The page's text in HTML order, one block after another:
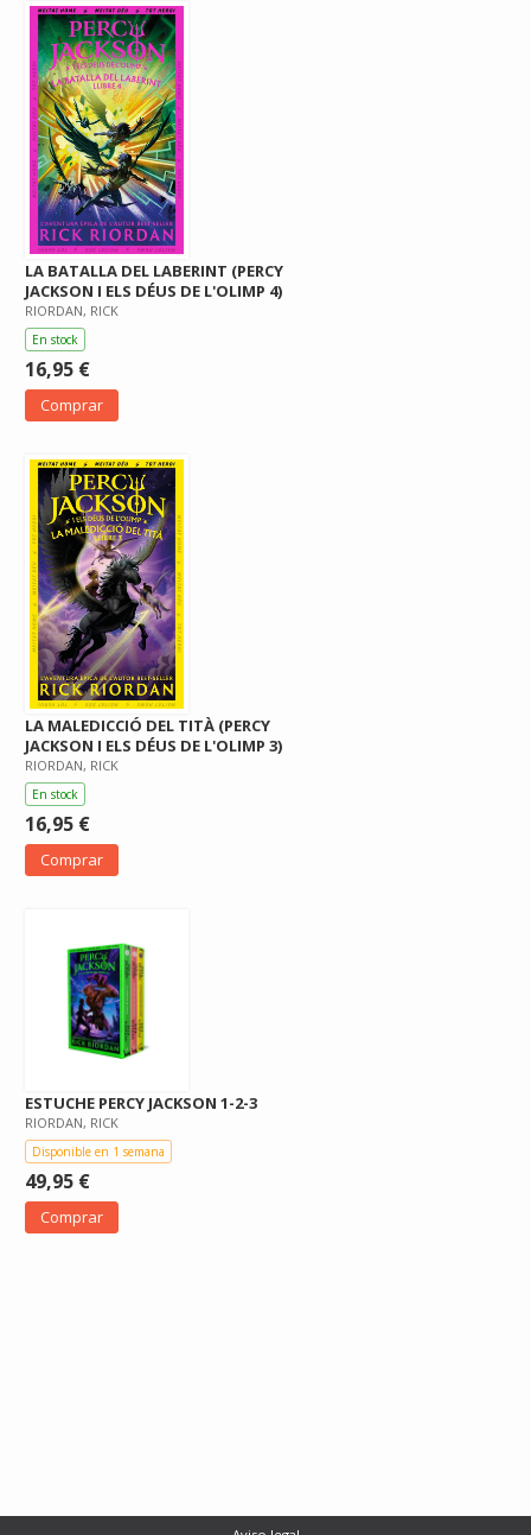
LA BATALLA DEL LABERINT (PERCY
JACKSON I ELS DÉUS DE L'OLIMP 4)
RIORDAN, RICK
En stock
16,95 €
Comprar
LA MALEDICCIÓ DEL TITÀ (PERCY
JACKSON I ELS DÉUS DE L'OLIMP 3)
RIORDAN, RICK
En stock
16,95 €
Comprar
ESTUCHE PERCY JACKSON 1-2-3
RIORDAN, RICK
Disponible en 1 semana
49,95 €
Comprar